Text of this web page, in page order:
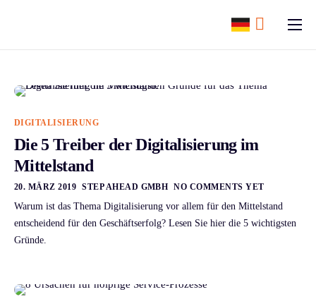
ERP Software
Karriere
Unternehmen
DIGITALISIERUNG
Die 5 Treiber der Digitalisierung im
Mittelstand
20. MÄRZ 2019 STEP AHEAD GMBH NO COMMENTS YET
Warum ist das Thema Digitalisierung vor allem für den Mittelstand
entscheidend für den Geschäftserfolg? Lesen Sie hier die 5 wichtigsten
Gründe.